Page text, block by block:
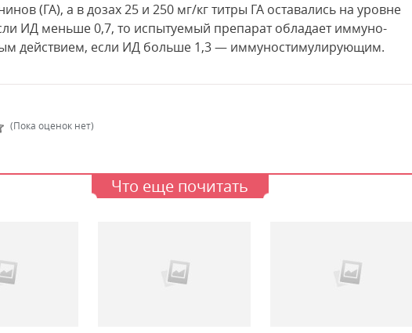
(ГА), а в дозах 25 и 250 мг/кг титры ГА оставались на уровне
ИД меньше 0,7, то испытуемый препарат обладает иммуно-
действием, если ИД больше 1,3 — иммуностимулирующим.
(Пока оценок нет)
Что еще почитать